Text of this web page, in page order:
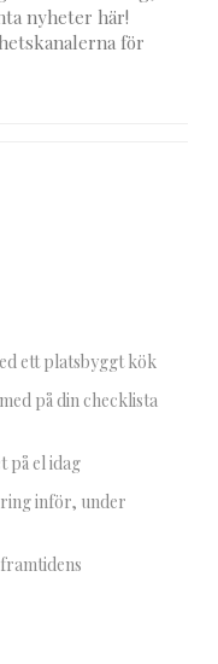
nyheter här!
för
ett platsbyggt kök
på din checklista
på el idag
inför, under